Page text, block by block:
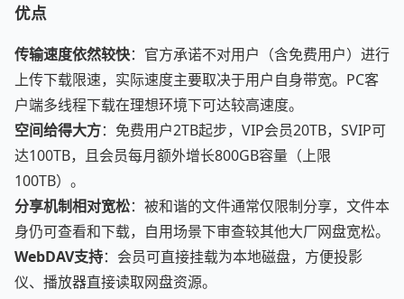
优点
传输速度依然较快：官方承诺不对用户（含免费用户）进行
上传下载限速，实际速度主要取决于用户自身带宽。PC客
户端多线程下载在理想环境下可达较高速度。
空间给得大方：免费用户2TB起步，VIP会员20TB，SVIP可
达100TB，且会员每月额外增长800GB容量（上限
100TB）。
分享机制相对宽松：被和谐的文件通常仅限制分享，文件本
身仍可查看和下载，自用场景下审查较其他大厂网盘宽松。
WebDAV支持：会员可直接挂载为本地磁盘，方便投影
仪、播放器直接读取网盘资源。